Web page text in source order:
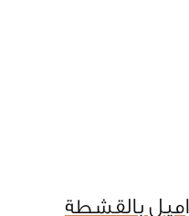
بالقشطة